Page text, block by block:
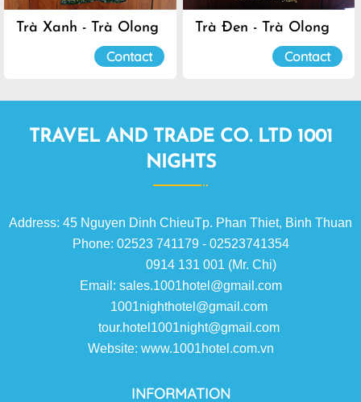
Trà Xanh - Trà Olong
Contact
Trà Đen - Trà Olong
Contact
TRAVEL AND TRADE CO. LTD 1001
NIGHTS
Address: 45 Nguyen Dinh ChieuTp. Phan Thiet, Binh Thuan
Phone: 02523 741179 - 02523741354
0914 131 001 (Mr. Chi)
Email: sales.1001hotel@gmail.com
1001nighthotel@gmail.com
tour.hotel1001night@gmail.com
Website: www.1001hotel.com.vn
INFORMATION